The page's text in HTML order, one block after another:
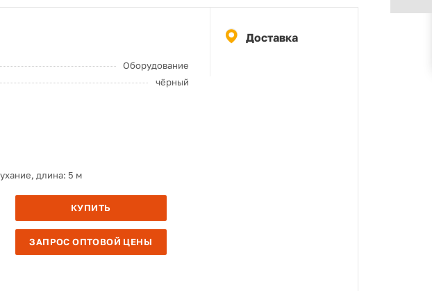
Оборудование
чёрный
длина: 5 м
КУПИТЬ
ЗАПРОС ОПТОВОЙ ЦЕНЫ
Доставка